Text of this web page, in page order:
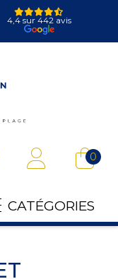
4,4 sur 442 avis
0
CATÉGORIES